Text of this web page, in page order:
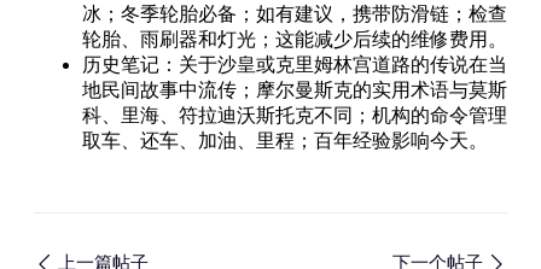
冰；冬季轮胎必备；如有建议，携带防滑链；检查
轮胎、雨刷器和灯光；这能减少后续的维修费用。
历史笔记：关于沙皇或克里姆林宫道路的传说在当
地民间故事中流传；摩尔曼斯克的实用术语与莫斯
科、里海、符拉迪沃斯托克不同；机构的命令管理
取车、还车、加油、里程；百年经验影响今天。
上一篇帖子 下一个帖子